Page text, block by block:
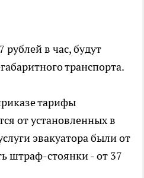
рублей в час, будут
транспорта.
тарифы
от установленных в
эвакуатора были от
штраф-стоянки - от 37